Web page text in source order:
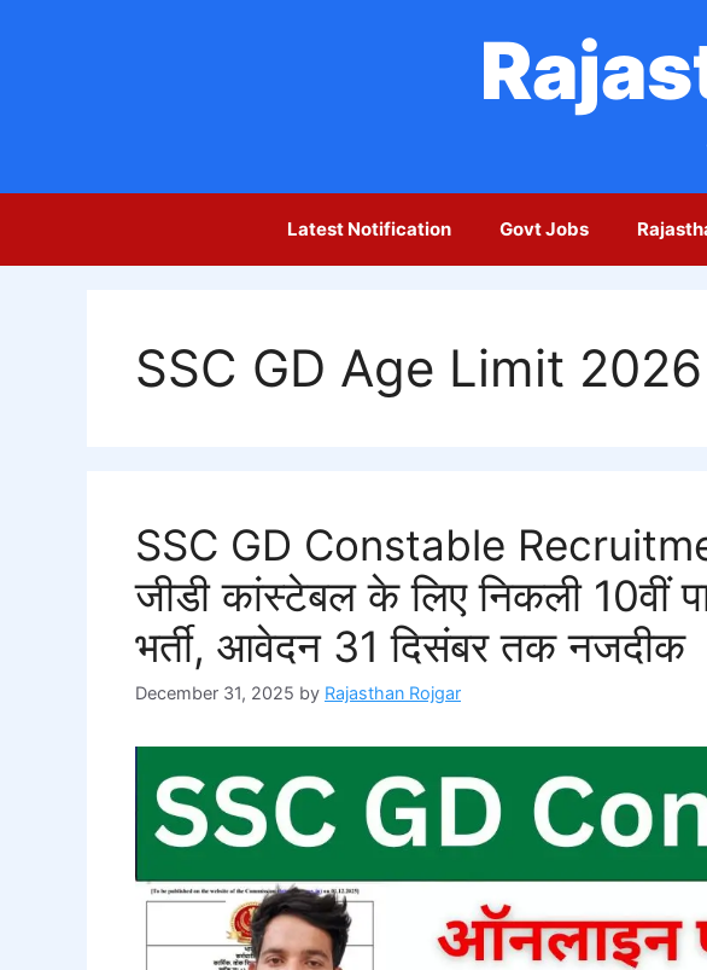
Latest Notification Govt Jobs
SSC GD Age Limit 2026
SSC GD Constable
जीडी कांस्टेबल के लिए निकली 10वीं
भर्ती, आवेदन 31 दिसंबर तक नजदीक
December 31, 2025 by Rajasthan Rojgar